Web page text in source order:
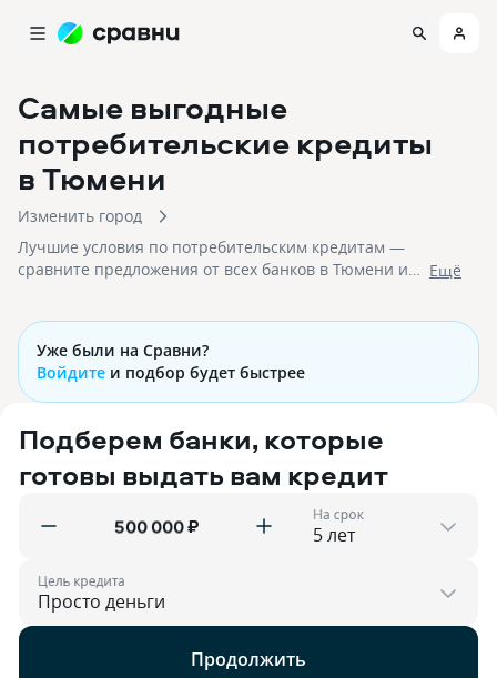
Самые выгодные
потребительские кредиты
в Тюмени
Изменить город
Лучшие условия по потребительским кредитам —
сравните предложения от всех банков в Тюмени и
оформление заявки!
Eщё
Уже были на Сравни?
Войдите и подбор будет быстрее
Подберем банки, которые
готовы выдать вам кредит
₽ На срок
Цель кредита
Продолжить